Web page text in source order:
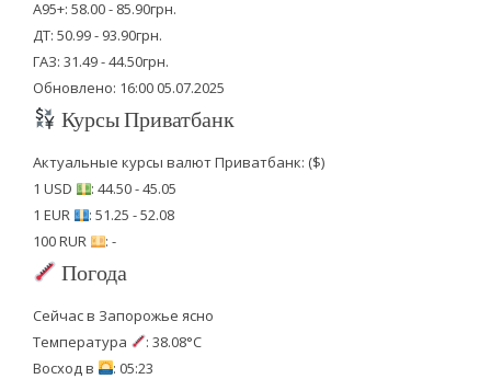
А95+: 58.00 - 85.90грн.
ДТ: 50.99 - 93.90грн.
ГАЗ: 31.49 - 44.50грн.
Обновлено: 16:00 05.07.2025
Курсы Приватбанк
Актуальные курсы валют Приватбанк: ($)
1 USD
: 44.50 - 45.05
1 EUR
: 51.25 - 52.08
100 RUR
: -
Погода
Сейчас в Запорожье ясно
Температура
: 38.08°C
Восход в
: 05:23